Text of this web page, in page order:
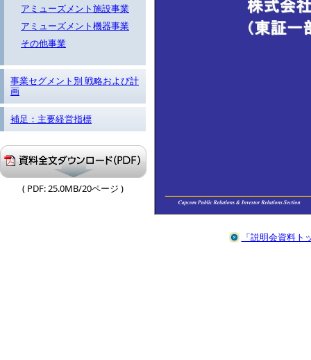
アミューズメント施設事業
アミューズメント機器事業
その他事業
事業セグメント別 戦略および計
画
補足：主要経営指標
( PDF: 25.0MB/20ページ )
「説明会資料